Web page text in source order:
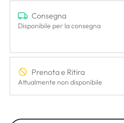
Consegna
Disponibile per la consegna
Prenota e Ritira
Attualmente non disponibile